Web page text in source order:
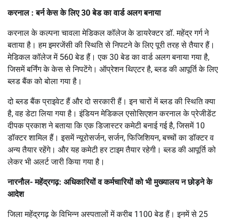
करनाल : बर्न केस के लिए 30 बेड का वार्ड अलग बनाया
करनाल के कल्पना चावला मेडिकल कॉलेज के डायरेक्टर डॉ. महेंद्र गर्ग ने
बताया है। हम इमरजेंसी की स्थिति से निपटने के लिए पूरी तरह से तैयार हैं।
मेडिकल कॉलेज में 560 बेड हैं। एक 30 बेड का वार्ड अलग बनाया गया है,
जिसमें बर्निंग के केस से निपटेंगे। ऑप्रेशन थिएटर है, ब्लड की आपूर्ति के लिए
ब्लड बैंक को बोला गया है।
दो ब्लड बैंक प्राइवेट हैं और दो सरकारी हैं। इन चारों में ब्लड की स्थिति क्या
है, वह डेटा लिया गया है। इंडियन मेडिकल एसोसिएशन करनाल के प्रेजीडेंट
दीपक प्रकाश ने बताया कि एक डिजास्टर कमेटी बनाई गई है, जिसमें 10
डॉक्टर शामिल हैं। इसमें न्यूरोसर्जन, सर्जन, फिजिशियन, बच्चों का डॉक्टर व
अन्य तैयार रहेंगे। और यह कमेटी हर टाइम तैयार रहेगी। ब्लड की आपूर्ति को
लेकर भी अलर्ट जारी किया गया है।
नारनौल- महेंद्रगढ़: अधिकारियों व कर्मचारियों को भी मुख्यालय न छोड़ने के
आदेश
जिला महेंद्रगढ़ के विभिन्न अस्पतालों में करीब 1100 बेड हैं। इनमें से 25